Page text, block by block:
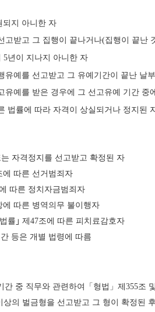
되지 아니한 자
고받고 그 집행이 끝나거나(집행이 끝난
5년이 지나지 아니한 자
유예를 선고받고 그 유예기간이 끝난 날
유예를 받은 경우에 그 선고유예 기간 중
법률에 따라 자격이 상실되거나 정지된
자격정지를 선고받고 확정된 자
에 따른 선거범죄자
따른 정치자금범죄자
에 따른 병역의무 불이행자
률 ｣ 제 47조에 따른 피치료감호자
등은 개별 법령에 따름
간 중 직무와 관련하여 「 형법 」 제355조
상의 벌금형을 선고받고 그 형이 확정된